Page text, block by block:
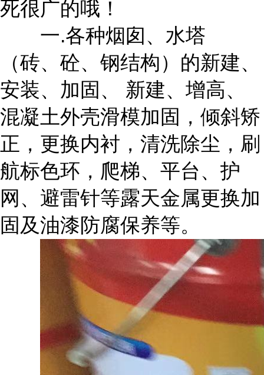
死很广的哦！
一.各种烟囱、水塔
（砖、砼、钢结构）的新建、
安装、加固、 新建、增高、
混凝土外壳滑模加固，倾斜矫
正，更换内衬，清洗除尘，刷
航标色环，爬梯、平台、护
网、避雷针等露天金属更换加
固及油漆防腐保养等。